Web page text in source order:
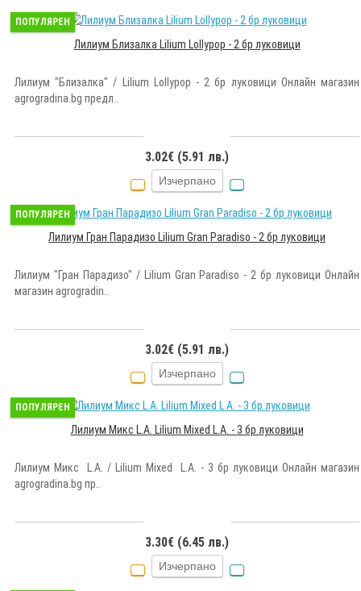
ПОПУЛЯРЕН
Лилиум Близалка Lilium Lollypop - 2 бр луковици
Лилиум "Близалка" / Lilium Lollypop - 2 бр луковици Онлайн магазин
agrogradina.bg предл..
3.02€ (5.91 лв.)
Изчерпано
ПОПУЛЯРЕН
Лилиум Гран Парадизо Lilium Gran Paradiso - 2 бр луковици
Лилиум "Гран Парадизо" / Lilium Gran Paradiso - 2 бр луковици Онлайн
магазин agrogradin..
3.02€ (5.91 лв.)
Изчерпано
ПОПУЛЯРЕН
Лилиум Микс L.A. Lilium Mixed L.A. - 3 бр луковици
Лилиум Микс L.A. / Lilium Mixed L.A. - 3 бр луковици Онлайн магазин
agrogradina.bg пр..
3.30€ (6.45 лв.)
Изчерпано